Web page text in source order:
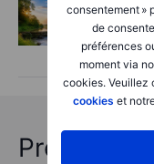
consentement »
de
préférences
moment via
cookies. Veuillez
cookies et
Prévisions